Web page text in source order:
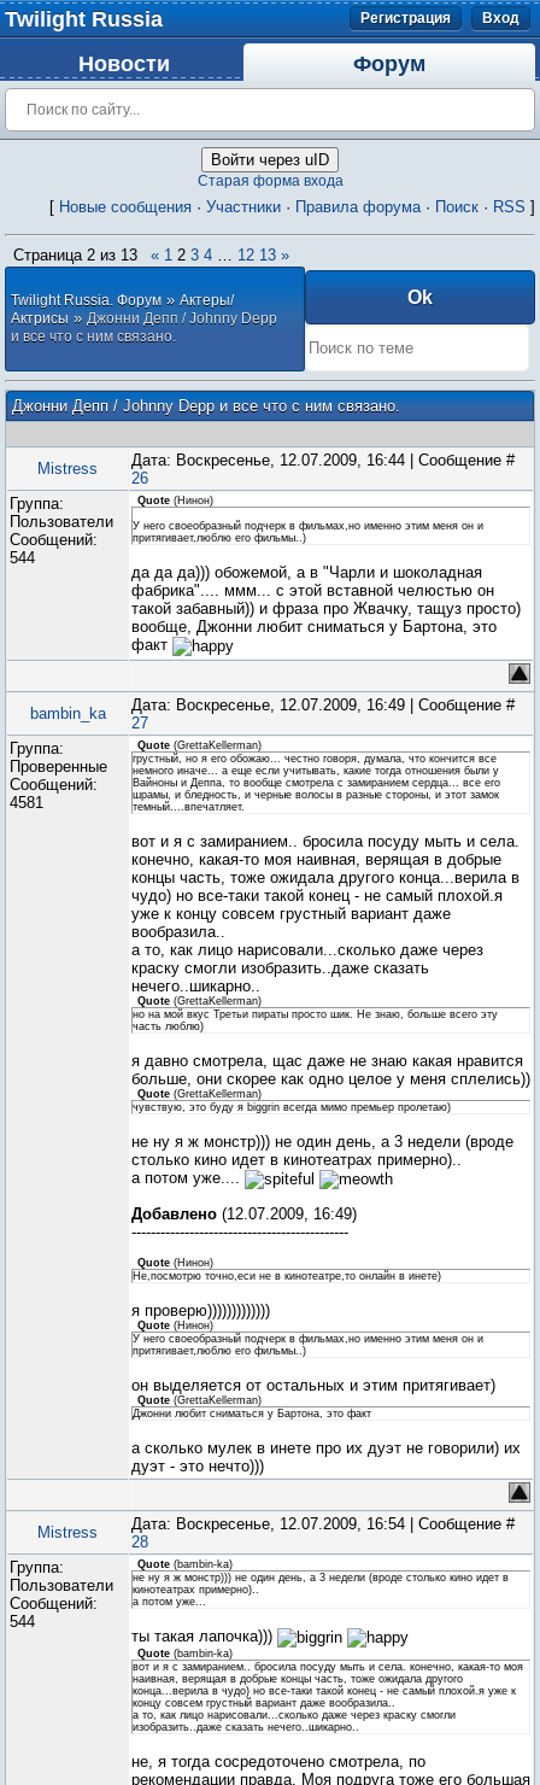
Twilight Russia Регистрация Вход
Новости Форум
Войти через uID
Старая форма входа
[ Новые сообщения · Участники · Правила форума· Поиск · RSS ]
Страница 2 из 13 « 1 2 3 4 … 12 13 »
Twilight Russia. Форум » Актеры/
Актрисы » Джонни Депп / Johnny Depp
и все что с ним связано.
Джонни Депп / Johnny Depp и все что с ним связано.
Mistress
Дата: Воскресенье, 12.07.2009, 16:44 | Сообщение #
26
Группа:
Пользователи
Сообщений:
544
Quote (Нинон)
У него своеобразный подчерк в фильмах,но именно этим меня он и
притягивает,люблю его фильмы..)
да да да))) обожемой, а в "Чарли и шоколадная
фабрика".... ммм... с этой вставной челюстью он
такой забавный)) и фраза про Жвачку, тащуз просто)
вообще, Джонни любит сниматься у Бартона, это
факт
bambin_ka
Дата: Воскресенье, 12.07.2009, 16:49 | Сообщение #
27
Группа:
Проверенные
Сообщений:
4581
Quote (GrettaKellerman)
грустный, но я его обожаю... честно говоря, думала, что кончится все
немного иначе... а еще если учитывать, какие тогда отношения были у
Вайноны и Деппа, то вообще смотрела с замиранием сердца... все его
шрамы, и бледность, и черные волосы в разные стороны, и этот замок
темный....впечатляет.
вот и я с замиранием.. бросила посуду мыть и села.
конечно, какая-то моя наивная, верящая в добрые
концы часть, тоже ожидала другого конца...верила в
чудо) но все-таки такой конец - не самый плохой.я
уже к концу совсем грустный вариант даже
вообразила..
а то, как лицо нарисовали...сколько даже через
краску смогли изобразить..даже сказать
нечего..шикарно..
Quote (GrettaKellerman)
но на мой вкус Третьи пираты просто шик. Не знаю, больше всего эту
часть люблю)
я давно смотрела, щас даже не знаю какая нравится
больше, они скорее как одно целое у меня сплелись))
Quote (GrettaKellerman)
чувствую, это буду я biggrin всегда мимо премьер пролетаю)
не ну я ж монстр))) не один день, а 3 недели (вроде
столько кино идет в кинотеатрах примерно)..
а потом уже....
Добавлено (12.07.2009, 16:49)
---------------------------------------------
Quote (Нинон)
Не,посмотрю точно,еси не в кинотеатре,то онлайн в инете)
я проверю)))))))))))))
Quote (Нинон)
У него своеобразный подчерк в фильмах,но именно этим меня он и
притягивает,люблю его фильмы..)
он выделяется от остальных и этим притягивает)
Quote (GrettaKellerman)
Джонни любит сниматься у Бартона, это факт
а сколько мулек в инете про их дуэт не говорили) их
дуэт - это нечто)))
Mistress
Дата: Воскресенье, 12.07.2009, 16:54 | Сообщение #
28
Группа:
Пользователи
Сообщений:
544
Quote (bambin-ka)
не ну я ж монстр))) не один день, а 3 недели (вроде столько кино идет в
кинотеатрах примерно)..
а потом уже...
ты такая лапочка)))
Quote (bambin-ka)
вот и я с замиранием.. бросила посуду мыть и села. конечно, какая-то моя
наивная, верящая в добрые концы часть, тоже ожидала другого
конца...верила в чудо) но все-таки такой конец - не самый плохой.я уже к
концу совсем грустный вариант даже вообразила..
а то, как лицо нарисовали...сколько даже через краску смогли
изобразить..даже сказать нечего..шикарно..
не, я тогда сосредоточено смотрела, по
рекомендации правда. Моя подруга тоже его большая